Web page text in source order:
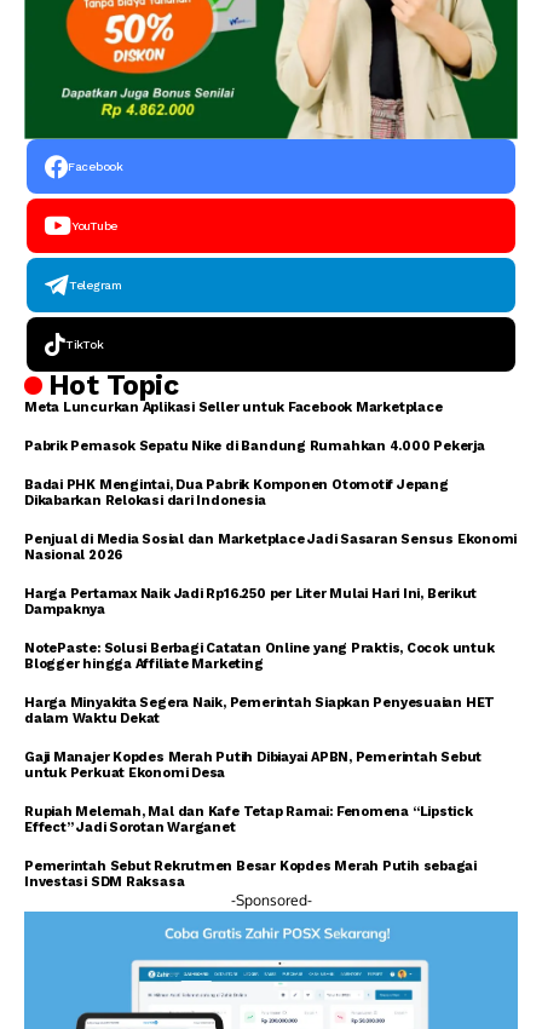
Facebook
YouTube
Telegram
TikTok
Hot Topic
Meta Luncurkan Aplikasi Seller untuk Facebook Marketplace
Pabrik Pemasok Sepatu Nike di Bandung Rumahkan 4.000 Pekerja
Badai PHK Mengintai, Dua Pabrik Komponen Otomotif Jepang
Dikabarkan Relokasi dari Indonesia
Penjual di Media Sosial dan Marketplace Jadi Sasaran Sensus Ekonomi
Nasional 2026
Harga Pertamax Naik Jadi Rp16.250 per Liter Mulai Hari Ini, Berikut
Dampaknya
NotePaste: Solusi Berbagi Catatan Online yang Praktis, Cocok untuk
Blogger hingga Affiliate Marketing
Harga Minyakita Segera Naik, Pemerintah Siapkan Penyesuaian HET
dalam Waktu Dekat
Gaji Manajer Kopdes Merah Putih Dibiayai APBN, Pemerintah Sebut
untuk Perkuat Ekonomi Desa
Rupiah Melemah, Mal dan Kafe Tetap Ramai: Fenomena “Lipstick
Effect” Jadi Sorotan Warganet
Pemerintah Sebut Rekrutmen Besar Kopdes Merah Putih sebagai
Investasi SDM Raksasa
-Sponsored-